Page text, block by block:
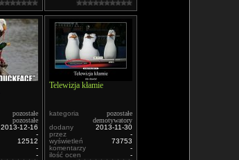
pozostałe
pozostałe
2013-12-16
-
12512
-
-
Telewizja kłamie
kategoria
pozostałe
demotywatory
dodany
2013-11-30
przez
-
wyświetleń
73753
komentarzy
-
ilość ocen
-